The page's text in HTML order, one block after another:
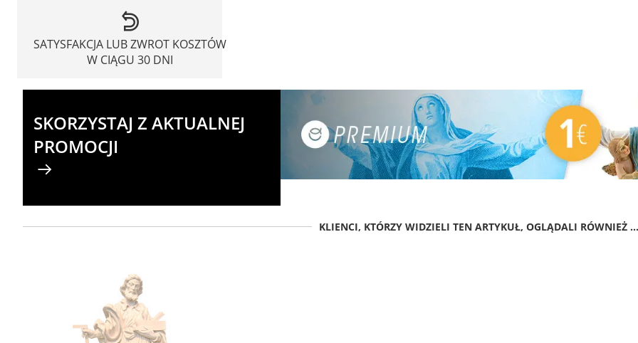
SATYSFAKCJA LUB ZWROT KOSZTÓW
W CIĄGU 30 DNI
SKORZYSTAJ Z AKTUALNEJ
PROMOCJI
KLIENCI, KTÓRZY WIDZIELI TEN ARTYKUŁ, OGLĄDALI RÓWNIEŻ ...